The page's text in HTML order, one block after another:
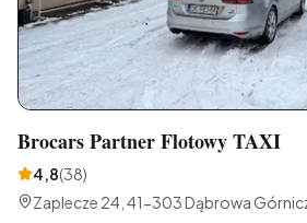
Brocars Partner Flotowy TAXI
4,8(38)
Zaplecze 24, 41-303 Dąbrowa